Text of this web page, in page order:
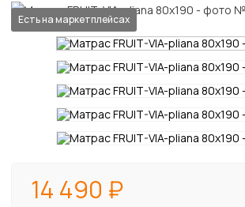
Есть на маркетплейсах
14 490